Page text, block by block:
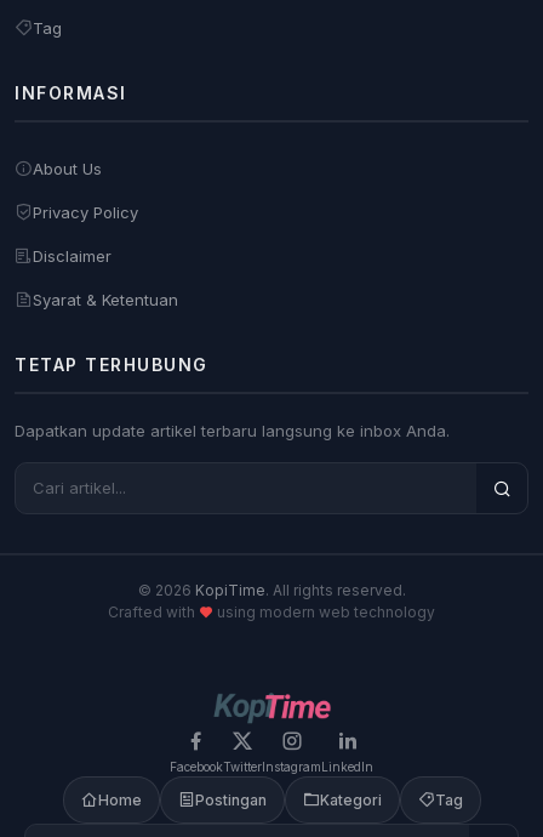
Tag
INFORMASI
About Us
Privacy Policy
Disclaimer
Syarat & Ketentuan
TETAP TERHUBUNG
Dapatkan update artikel terbaru langsung ke inbox Anda.
© 2026 KopiTime. All rights reserved.
Crafted with
using modern web technology
FacebookTwitterInstagramLinkedIn
Home Postingan Kategori Tag